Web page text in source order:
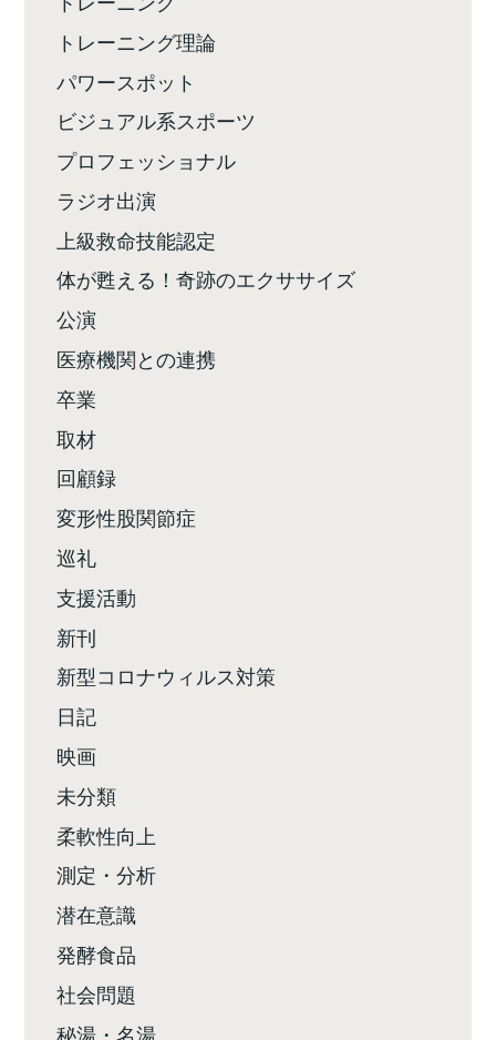
トレーニング理論
パワースポット
ビジュアル系スポーツ
プロフェッショナル
ラジオ出演
上級救命技能認定
体が甦える！奇跡のエクササイズ
公演
医療機関との連携
卒業
取材
回顧録
変形性股関節症
巡礼
支援活動
新刊
新型コロナウィルス対策
日記
映画
未分類
柔軟性向上
測定・分析
潜在意識
発酵食品
社会問題
秘湯・名湯